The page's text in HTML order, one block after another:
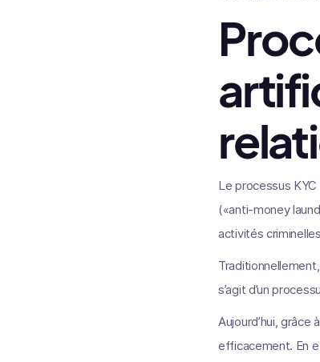
Le processus
(«anti-money
activités
s’agit d’un
Aujourd’hui,
efficacement. En